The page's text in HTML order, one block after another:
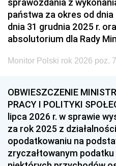
państwa za okres od
dnia 31 grudnia 2025 r.
absolutorium dla Rady
Monitor Polski rok 2026 poz.
OBWIESZCZENIE
PRACY I POLITYKI
lipca 2026 r. w sprawie
za rok 2025 z
opodatkowaniu na
zryczałtowanym